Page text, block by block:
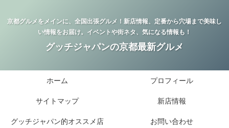
京都グルメをメインに、全国出張グルメ！新店情報、定番から穴場まで美味し
い情報をお届け。イベントや街ネタ、気になる情報も！
グッチジャパンの京都最新グルメ
ホーム プロフィール
サイトマップ 新店情報
グッチジャパン的オススメ店 お問い合わせ